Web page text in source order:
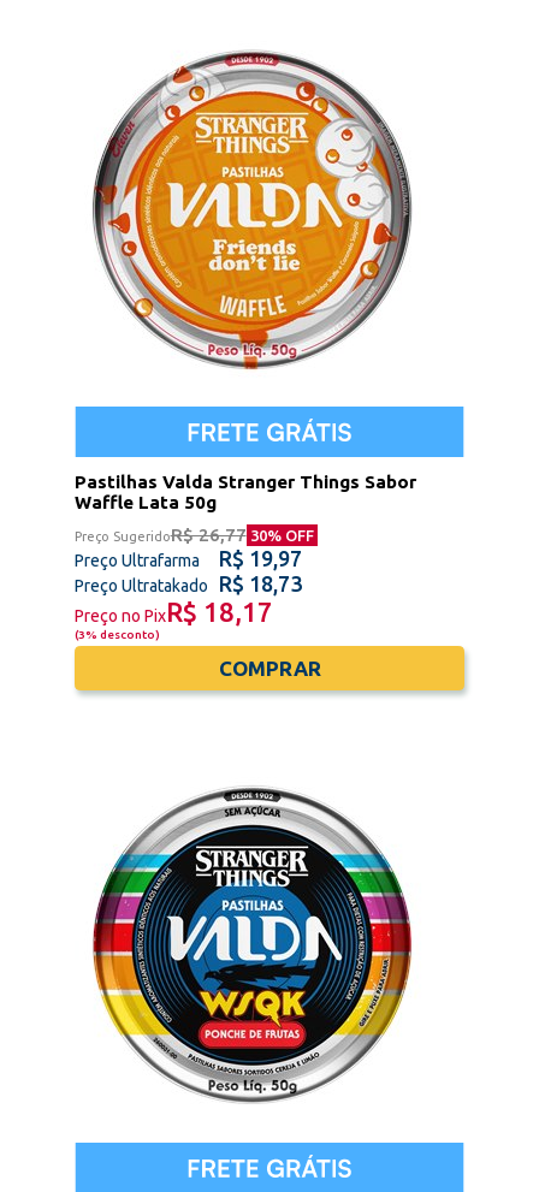
Pastilhas Valda Stranger Things Sabor
Waffle Lata 50g
Preço SugeridoR$ 26,77 30% OFF
Preço Ultrafarma R$ 19,97
Preço Ultratakado R$ 18,73
Preço no PixR$ 18,17
(3% desconto)
COMPRAR